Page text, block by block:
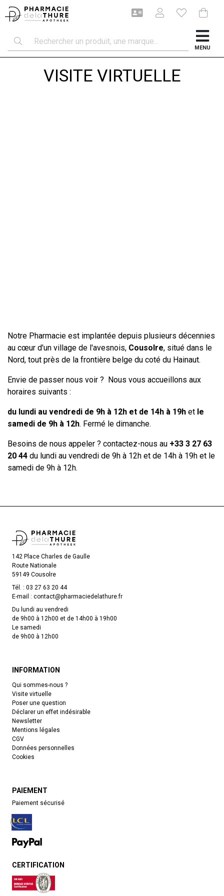
MENU
VISITE VIRTUELLE
Notre Pharmacie est implantée depuis plusieurs décennies
au cœur d'un village de l'avesnois, Cousolre, situé dans le
Nord, tout près de la frontière belge du coté du Hainaut.
Envie de passer nous voir ? Nous vous accueillons aux
horaires suivants :
du lundi au vendredi de 9h à 12h et de 14h à 19h et le
samedi de 9h à 12h. Fermé le dimanche.
Besoins de nous appeler ? contactez-nous au +33 3 27 63
20 44 du lundi au vendredi de 9h à 12h et de 14h à 19h et le
samedi de 9h à 12h.
142 Place Charles de Gaulle
Route Nationale
59149 Cousolre
Tél. : 03 27 63 20 44
E-mail : contact@pharmaciedelathure.fr
Du lundi au vendredi
de 9h00 à 12h00 et de 14h00 à 19h00
Le samedi
de 9h00 à 12h00
INFORMATION
Qui sommes-nous ?
Visite virtuelle
Poser une question
Déclarer un effet indésirable
Newsletter
Mentions légales
CGV
Données personnelles
Cookies
PAIEMENT
Paiement sécurisé
CERTIFICATION